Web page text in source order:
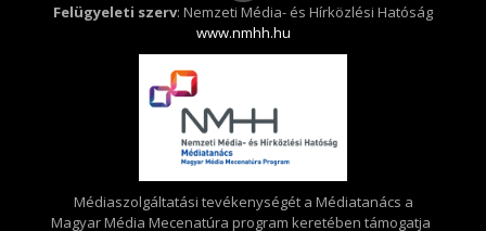
Felügyeleti szerv: Nemzeti Média- és Hírközlési Hatóság
www.nmhh.hu
Médiaszolgáltatási tevékenységét a Médiatanács a
Magyar Média Mecenatúra program keretében támogatja